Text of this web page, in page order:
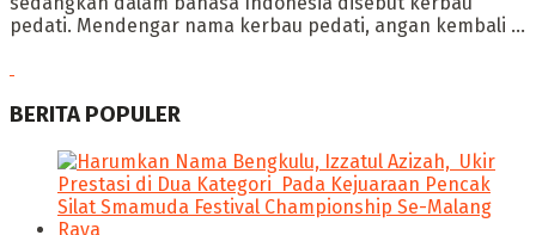
pedati. Mendengar nama kerbau pedati, angan kembali ...
BERITA POPULER